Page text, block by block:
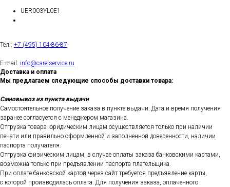
UER003YL0E1
Тел.: +7 (495) 104-86-87
E-mail: info@carelservice.ru
Доставка и оплата
Мы предлагаем следующие способы доставки товара:
Самовывоз из пункта выдачи
Самостоятельное получение заказа в пункте выдачи. Дата и время получения
заранее согласуется с менеджером магазина.
Отгрузка товара юридическим лицам осуществляется только при наличии
печати или правильно оформленной и заполненной доверенности, наличии
паспорта получателя.
Отгрузка физическим лицам, в случае оплаты заказа банковскими картами,
возможна только при предъявлении паспорта плательщика.
При оплате банковской картой через сайт требуется предъявление карты,
с которой производилась оплата. Для получения заказа, оплаченного